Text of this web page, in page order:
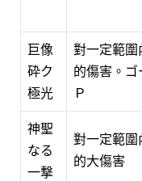
巨像
砕ク
極光
對一定範圍
的傷害。ゴ
Ｐ
神聖
なる
一撃
對一定範圍
的大傷害